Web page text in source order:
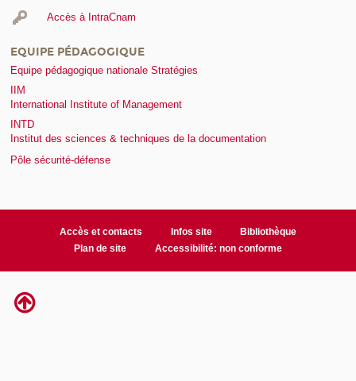
Accès à IntraCnam
EQUIPE PÉDAGOGIQUE
Equipe pédagogique nationale Stratégies
IIM
International Institute of Management
INTD
Institut des sciences & techniques de la documentation
Pôle sécurité-défense
Accès et contacts Infos site
Bibliothèque
Plan de site
Accessibilité: non conforme